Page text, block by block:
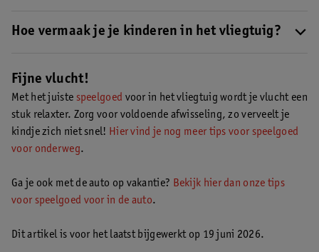
een vliegreis. Denk aan een waterkleurboek, raamstickers en
Hoe vermaak je je kinderen in het vliegtuig?
leuk: laat je kindje steeds een klein cadeautje uitpakken!
hier geschikt speelgoed voor in het vliegtuig
Fijne vlucht!
Met het juiste speelgoed voor in het vliegtuig wordt je vlucht een
stuk relaxter. Zorg voor voldoende afwisseling, zo verveelt je
kindje zich niet snel! Hier vind je nog meer tips voor speelgoed
voor onderweg.
Ga je ook met de auto op vakantie? Bekijk hier dan onze tips
voor speelgoed voor in de auto.
Dit artikel is voor het laatst bijgewerkt op 19 juni 2026.